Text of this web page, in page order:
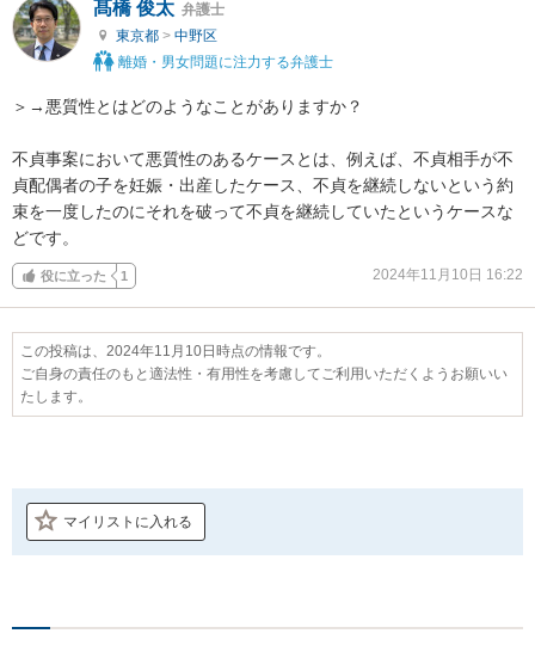
髙橋 俊太 弁護士
東京都 > 中野区
離婚・男女問題に注力する弁護士
＞→悪質性とはどのようなことがありますか？
不貞事案において悪質性のあるケースとは、例えば、不貞相手が不
貞配偶者の子を妊娠・出産したケース、不貞を継続しないという約
束を一度したのにそれを破って不貞を継続していたというケースな
どです。
役に立った 1 2024年11月10日 16:22
この投稿は、2024年11月10日時点の情報です。
ご自身の責任のもと適法性・有用性を考慮してご利用いただくようお願いい
たします。
マイリストに入れる